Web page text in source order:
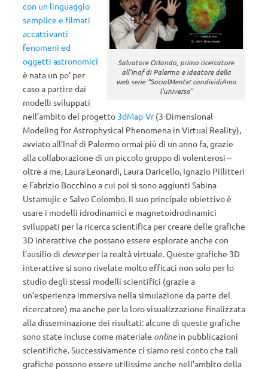
Salvatore Orlando, primo ricercatore
all’Inaf di Palermo e ideatore della
web serie “SocialMente: condividiAmo
l’universo”
con un linguaggio
semplice e filmati
accattivanti
fenomeni ed
oggetti astronomici
è nata un po’ per
caso a partire dai
modelli sviluppati
nell’ambito del progetto 3dMap-Vr(3-Dimensional
Modeling for Astrophysical Phenomena in Virtual Reality),
avviato all’Inaf di Palermo ormai più di un anno fa, grazie
alla collaborazione di un piccolo gruppo di volenterosi –
oltre a me, Laura Leonardi, Laura Daricello, Ignazio Pillitteri
e Fabrizio Bocchino a cui poi si sono aggiunti Sabina
Ustamujic e Salvo Colombo. Il suo principale obiettivo è
usare i modelli idrodinamici e magnetoidrodinamici
sviluppati per la ricerca scientifica per creare delle grafiche
3D interattive che possano essere esplorate anche con
l’ausilio di deviceper la realtà virtuale. Queste grafiche 3D
interattive si sono rivelate molto efficaci non solo per lo
studio degli stessi modelli scientifici (grazie a
un’esperienza immersiva nella simulazione da parte del
ricercatore) ma anche per la loro visualizzazione finalizzata
alla disseminazione dei risultati: alcune di queste grafiche
sono state incluse come materiale onlinein pubblicazioni
scientifiche. Successivamente ci siamo resi conto che tali
grafiche possono essere utilissime anche nell’ambito della